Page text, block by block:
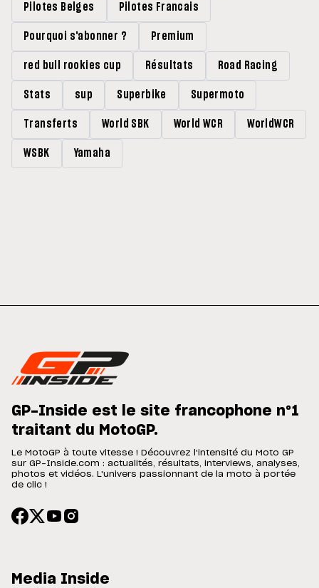
Pilotes Belges Pilotes Francais
Pourquoi s'abonner ? Premium
red bull rookies cup Résultats Road Racing
Stats sup Superbike Supermoto
Transferts World SBK World WCR WorldWCR
WSBK Yamaha
GP-Inside est le site francophone n°1
traitant du MotoGP.
Le MotoGP à toute vitesse ! Découvrez l'intensité du Moto GP
sur GP-Inside.com : actualités, résultats, interviews, analyses,
photos et vidéos. L'univers passionnant de la moto à portée
de clic !
Media Inside